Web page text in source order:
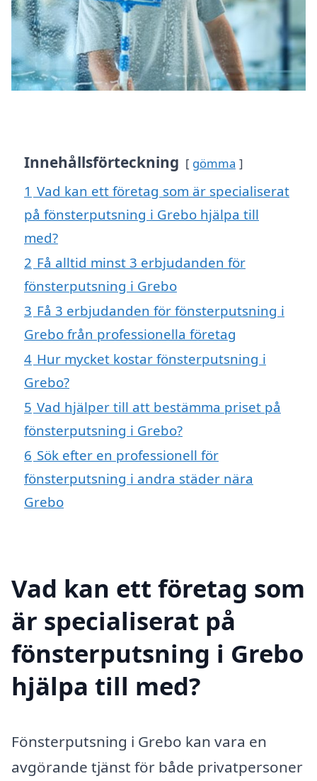
Innehållsförteckning gömma
1 Vad kan ett företag som är specialiserat
på fönsterputsning i Grebo hjälpa till
med?
2 Få alltid minst 3 erbjudanden för
fönsterputsning i Grebo
3 Få 3 erbjudanden för fönsterputsning i
Grebo från professionella företag
4 Hur mycket kostar fönsterputsning i
Grebo?
5 Vad hjälper till att bestämma priset på
fönsterputsning i Grebo?
6 Sök efter en professionell för
fönsterputsning i andra städer nära
Grebo
Vad kan ett företag som
är specialiserat på
fönsterputsning i Grebo
hjälpa till med?
Fönsterputsning i Grebo kan vara en
avgörande tjänst för både privatpersoner